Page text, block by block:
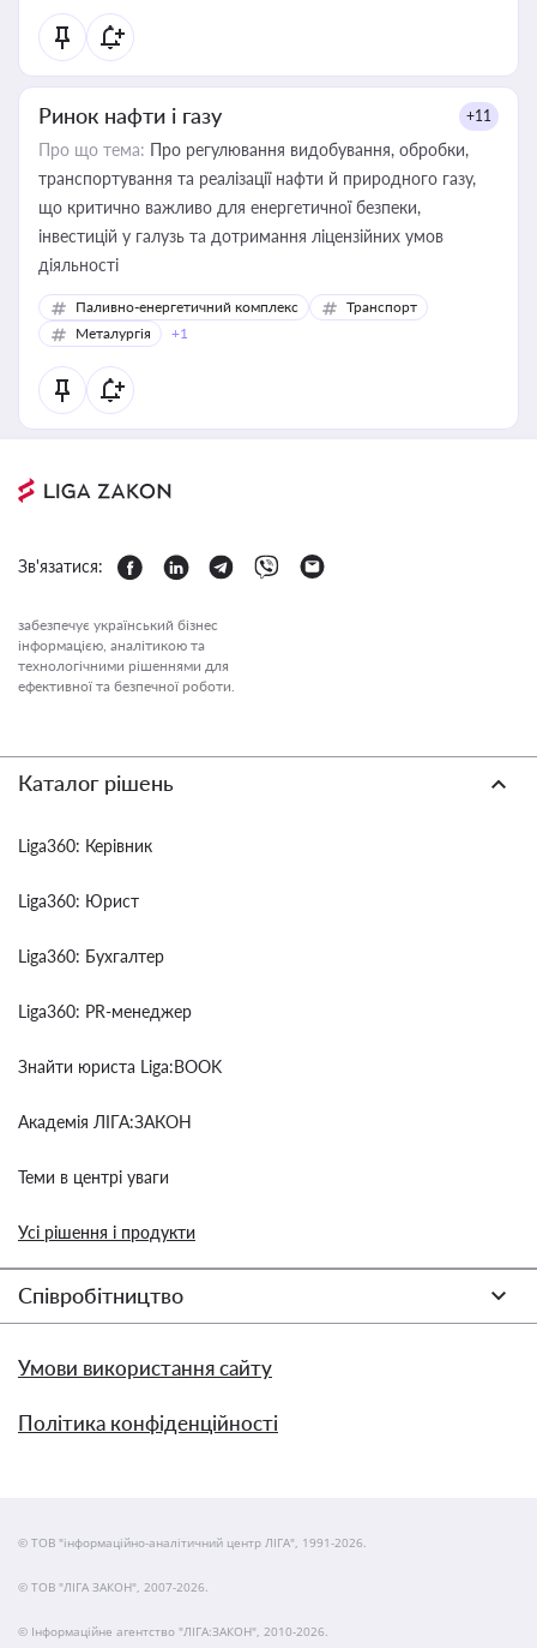
Ринок нафти і газу +11
Про що тема: Про регулювання видобування, обробки,
транспортування та реалізації нафти й природного газу,
що критично важливо для енергетичної безпеки,
інвестицій у галузь та дотримання ліцензійних умов
діяльності
Паливно-енергетичний комплекс
Транспорт
Металургія
+1
Зв'язатися:
забезпечує український бізнес
інформацією, аналітикою та
технологічними рішеннями для
ефективної та безпечної роботи.
Каталог рішень
Liga360: Керівник
Liga360: Юрист
Liga360: Бухгалтер
Liga360: PR-менеджер
Знайти юриста Liga:BOOK
Академія ЛІГА:ЗАКОН
Теми в центрі уваги
Усі рішення і продукти
Співробітництво
Умови використання сайту
Політика конфіденційності
© ТОВ "інформаційно-аналітичний центр ЛІГА", 1991-2026.
© ТОВ "ЛІГА ЗАКОН", 2007-2026.
© Інформаційне агентство "ЛІГА:ЗАКОН", 2010-2026.